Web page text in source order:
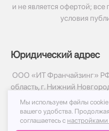
и не является офертой;
условия
Юридический адрес
ООО «ИТ Франчайзинг»
область, г. Нижний
© 2017-2026г, База Цветов
Политика
Мы используем файлы
вашего удобства. Продолжая
соглашаетесь с настройками